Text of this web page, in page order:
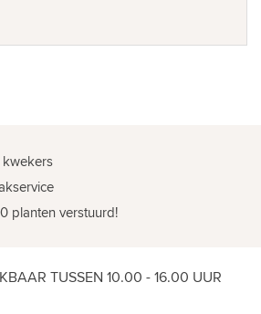
planten verstuurd!
TUSSEN 10.00 - 16.00 UUR